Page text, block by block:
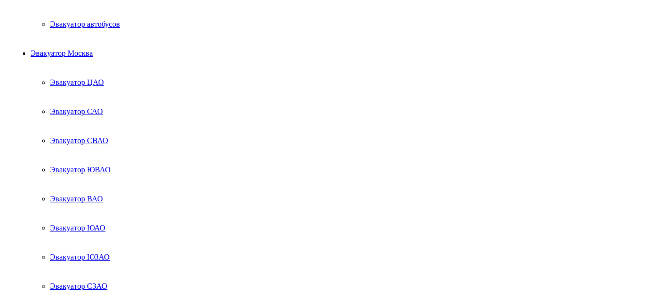
Эвакуатор автобусов
Эвакуатор Москва
Эвакуатор ЦАО
Эвакуатор САО
Эвакуатор СВАО
Эвакуатор ЮВАО
Эвакуатор ВАО
Эвакуатор ЮАО
Эвакуатор ЮЗАО
Эвакуатор СЗАО